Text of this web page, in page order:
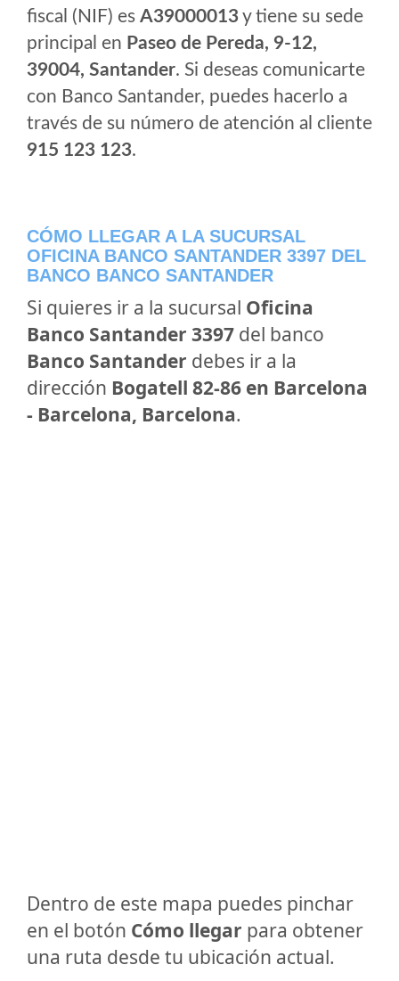
fiscal (NIF) es A39000013y tiene su sede
principal en Paseo de Pereda, 9-12,
39004, Santander. Si deseas comunicarte
con Banco Santander, puedes hacerlo a
través de su número de atención al cliente
915 123 123.
CÓMO LLEGAR A LA SUCURSAL
OFICINA BANCO SANTANDER 3397 DEL
BANCO BANCO SANTANDER
Si quieres ir a la sucursal Oficina
Banco Santander 3397 del banco
Banco Santander debes ir a la
dirección Bogatell 82-86 en Barcelona
- Barcelona, Barcelona.
Dentro de este mapa puedes pinchar
en el botón Cómo llegar para obtener
una ruta desde tu ubicación actual.